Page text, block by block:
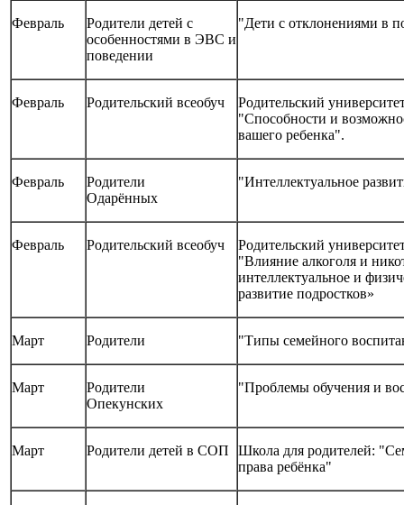
Февраль
Родители детей с
особенностями в ЭВС и
поведении
"Дети с отклонениями в
Февраль Родительский всеобуч
Родительский
"Способности и
вашего ребенка".
Февраль
Родители
Одарённых
"Интеллектуальное
Февраль Родительский всеобуч
Родительский
"Влияние алкоголя и
интеллектуальное и
развитие подростков»
Март Родители "Типы семейного
Март
Родители
Опекунских
"Проблемы обучения и
Март Родители детей в СОП
Школа для родителей:
права ребёнка"